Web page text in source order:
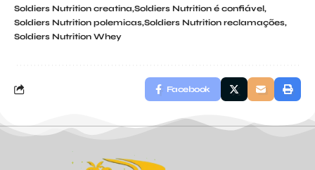
Soldiers Nutrition creatina Soldiers Nutrition é confiável
Soldiers Nutrition polemicas Soldiers Nutrition reclamações
Soldiers Nutrition Whey
Facebook